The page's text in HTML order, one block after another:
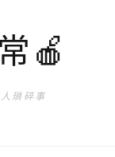
🍎
瑣碎事